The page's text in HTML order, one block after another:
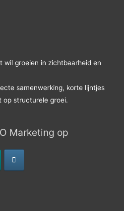
wil groeien in zichtbaarheid en
samenwerking, korte lijntjes
op structurele groei.
Marketing op